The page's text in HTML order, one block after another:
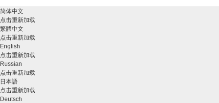
简体中文
点击重新加载
繁體中文
点击重新加载
English
点击重新加载
Russian
点击重新加载
日本語
点击重新加载
Deutsch